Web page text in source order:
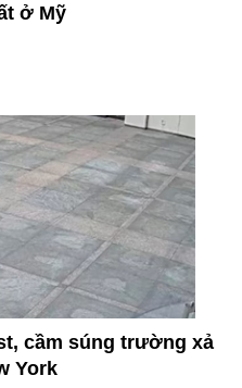
ở Mỹ
cầm súng trường xả
York